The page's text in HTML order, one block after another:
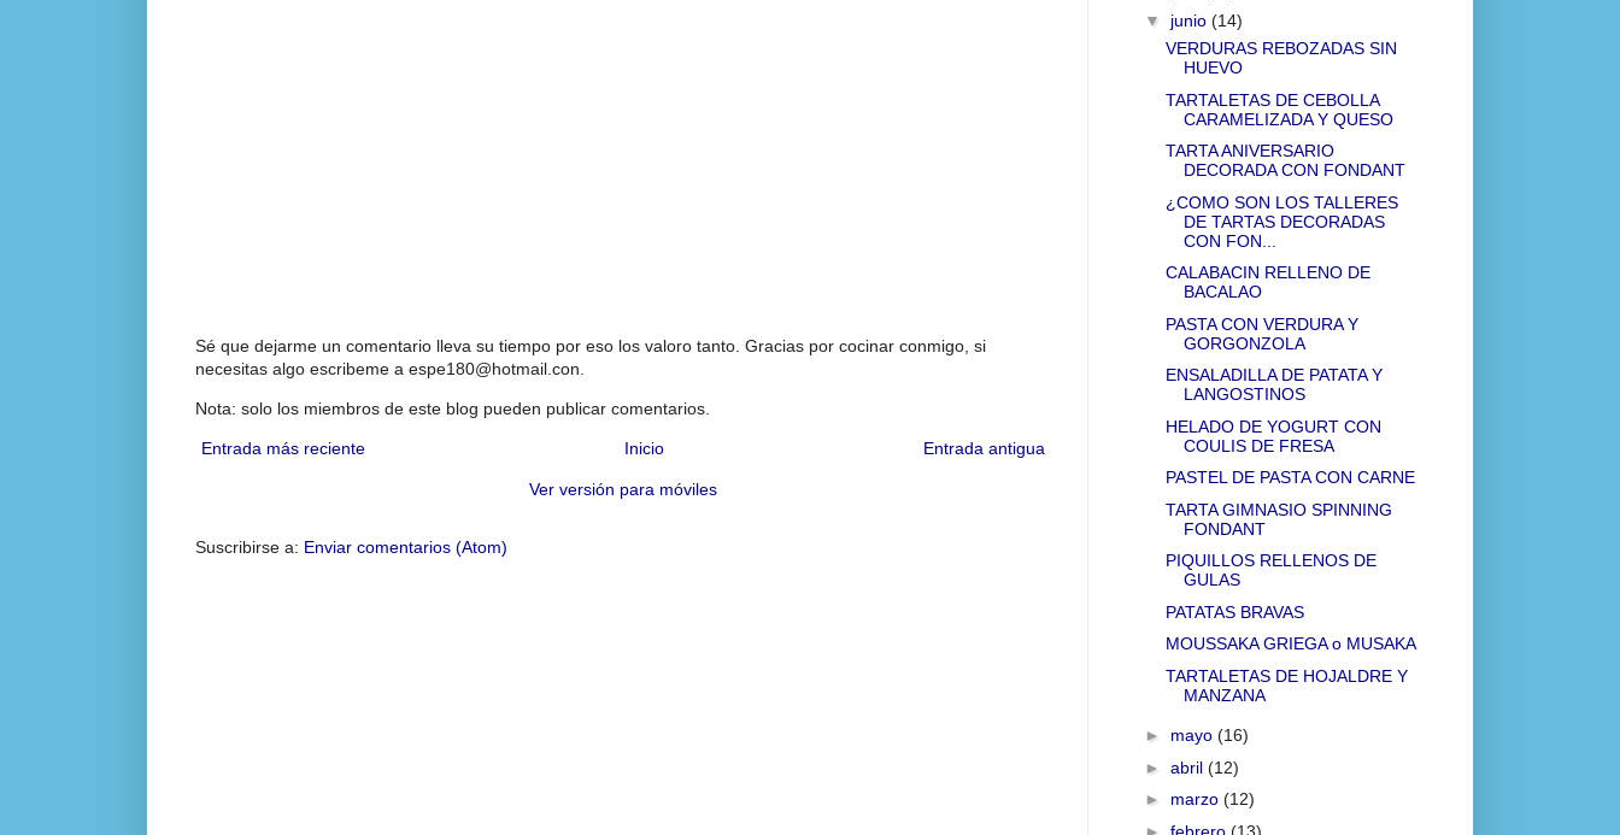
Sé que dejarme un comentario lleva su tiempo por eso los valoro tanto. Gracias por cocinar conmigo, si
necesitas algo escribeme a espe180@hotmail.con.
Nota: solo los miembros de este blog pueden publicar comentarios.
Entrada más reciente Entrada antigua
Inicio
Ver versión para móviles
Suscribirse a: Enviar comentarios (Atom)
▼ junio (14)
VERDURAS REBOZADAS SIN
HUEVO
TARTALETAS DE CEBOLLA
CARAMELIZADA Y QUESO
TARTA ANIVERSARIO
DECORADA CON FONDANT
¿COMO SON LOS TALLERES
DE TARTAS DECORADAS
CON FON...
CALABACIN RELLENO DE
BACALAO
PASTA CON VERDURA Y
GORGONZOLA
ENSALADILLA DE PATATA Y
LANGOSTINOS
HELADO DE YOGURT CON
COULIS DE FRESA
PASTEL DE PASTA CON CARNE
TARTA GIMNASIO SPINNING
FONDANT
PIQUILLOS RELLENOS DE
GULAS
PATATAS BRAVAS
MOUSSAKA GRIEGA o MUSAKA
TARTALETAS DE HOJALDRE Y
MANZANA
► mayo (16)
► abril (12)
► marzo (12)
► febrero (13)